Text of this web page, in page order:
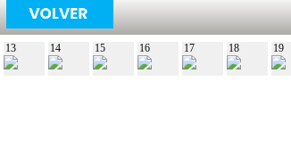
13 14 15 16 17 18 19